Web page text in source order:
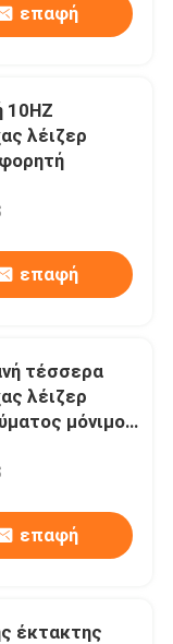
επαφή
10HZ
λέιζερ
επαφή
τέσσερα
λέιζερ
μόνιμο
επαφή
έκτακτης